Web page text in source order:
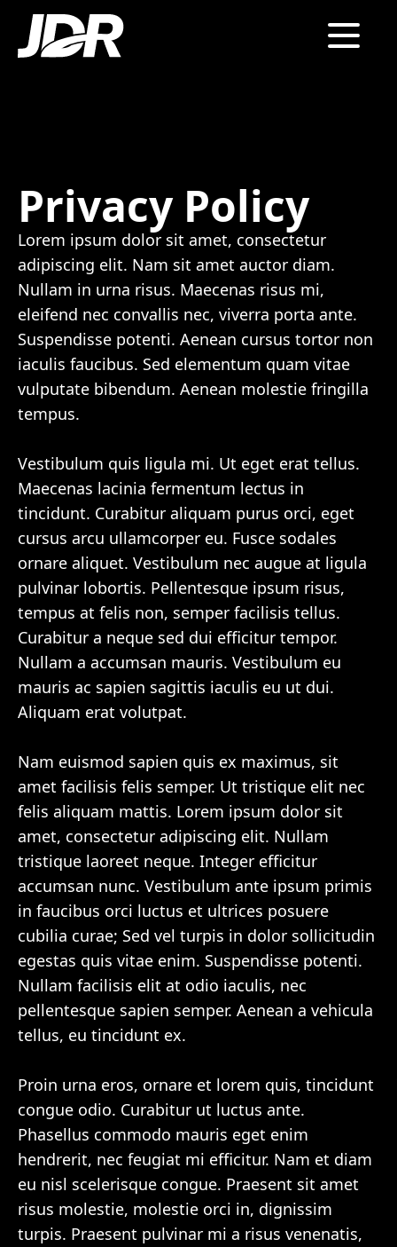
Privacy Policy
Lorem ipsum dolor sit amet, consectetur
adipiscing elit. Nam sit amet auctor diam.
Nullam in urna risus. Maecenas risus mi,
eleifend nec convallis nec, viverra porta ante.
Suspendisse potenti. Aenean cursus tortor non
iaculis faucibus. Sed elementum quam vitae
vulputate bibendum. Aenean molestie fringilla
tempus.
Vestibulum quis ligula mi. Ut eget erat tellus.
Maecenas lacinia fermentum lectus in
tincidunt. Curabitur aliquam purus orci, eget
cursus arcu ullamcorper eu. Fusce sodales
ornare aliquet. Vestibulum nec augue at ligula
pulvinar lobortis. Pellentesque ipsum risus,
tempus at felis non, semper facilisis tellus.
Curabitur a neque sed dui efficitur tempor.
Nullam a accumsan mauris. Vestibulum eu
mauris ac sapien sagittis iaculis eu ut dui.
Aliquam erat volutpat.
Nam euismod sapien quis ex maximus, sit
amet facilisis felis semper. Ut tristique elit nec
felis aliquam mattis. Lorem ipsum dolor sit
amet, consectetur adipiscing elit. Nullam
tristique laoreet neque. Integer efficitur
accumsan nunc. Vestibulum ante ipsum primis
in faucibus orci luctus et ultrices posuere
cubilia curae; Sed vel turpis in dolor sollicitudin
egestas quis vitae enim. Suspendisse potenti.
Nullam facilisis elit at odio iaculis, nec
pellentesque sapien semper. Aenean a vehicula
tellus, eu tincidunt ex.
Proin urna eros, ornare et lorem quis, tincidunt
congue odio. Curabitur ut luctus ante.
Phasellus commodo mauris eget enim
hendrerit, nec feugiat mi efficitur. Nam et diam
eu nisl scelerisque congue. Praesent sit amet
risus molestie, molestie orci in, dignissim
turpis. Praesent pulvinar mi a risus venenatis,